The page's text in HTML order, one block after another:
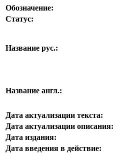
Обозначение:
Статус:
Название рус.:
Название англ.:
Дата актуализации текста:
Дата актуализации описания:
Дата издания:
Дата введения в действие: